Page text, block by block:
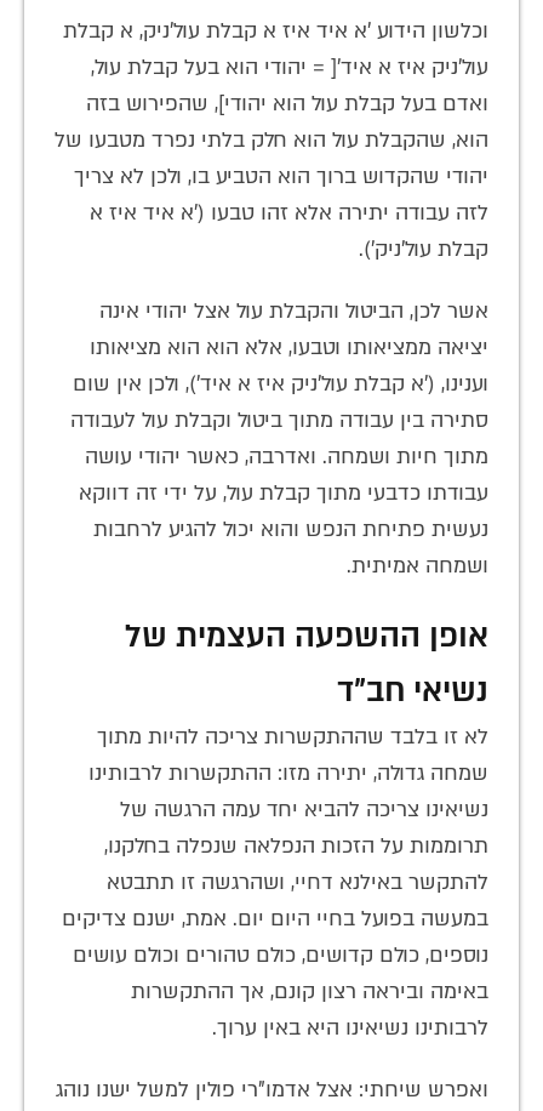
וכלשון הידוע 'א איד איז א קבלת עול'ניק, א קבלת
עול'ניק איז א איד'[ = יהודי הוא בעל קבלת עול,
ואדם בעל קבלת עול הוא יהודי], שהפירוש בזה
הוא, שהקבלת עול הוא חלק בלתי נפרד מטבעו של
יהודי שהקדוש ברוך הוא הטביע בו, ולכן לא צריך
לזה עבודה יתירה אלא זהו טבעו ('א איד איז א
קבלת עול'ניק').
אשר לכן, הביטול והקבלת עול אצל יהודי אינה
יציאה ממציאותו וטבעו, אלא הוא הוא מציאותו
וענינו, ('א קבלת עול'ניק איז א איד'), ולכן אין שום
סתירה בין עבודה מתוך ביטול וקבלת עול לעבודה
מתוך חיות ושמחה. ואדרבה, כאשר יהודי עושה
עבודתו כדבעי מתוך קבלת עול, על ידי זה דווקא
נעשית פתיחת הנפש והוא יכול להגיע לרחבות
ושמחה אמיתית.
אופן ההשפעה העצמית של
נשיאי חב"ד
לא זו בלבד שההתקשרות צריכה להיות מתוך
שמחה גדולה, יתירה מזו: ההתקשרות לרבותינו
נשיאינו צריכה להביא יחד עמה הרגשה של
תרוממות על הזכות הנפלאה שנפלה בחלקנו,
להתקשר באילנא דחיי, ושהרגשה זו תתבטא
במעשה בפועל בחיי היום יום. אמת, ישנם צדיקים
נוספים, כולם קדושים, כולם טהורים וכולם עושים
באימה וביראה רצון קונם, אך ההתקשרות
לרבותינו נשיאינו היא באין ערוך.
ואפרש שיחתי: אצל אדמו"רי פולין למשל ישנו נוהג